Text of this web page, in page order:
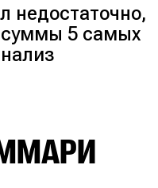
недостаточно,
суммы 5 самых